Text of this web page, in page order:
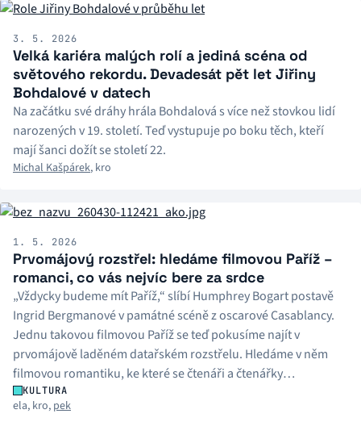
3. 5. 2026
Velká kariéra malých rolí a jediná scéna od
světového rekordu. Devadesát pět let Jiřiny
Bohdalové v datech
Na začátku své dráhy hrála Bohdalová s více než stovkou lidí
narozených v 19. století. Teď vystupuje po boku těch, kteří
mají šanci dožít se století 22.
Michal Kašpárek, kro
1. 5. 2026
Prvomájový rozstřel: hledáme filmovou Paříž –
romanci, co vás nejvíc bere za srdce
„Vždycky budeme mít Paříž,“ slíbí Humphrey Bogart postavě
Ingrid Bergmanové v památné scéně z oscarové Casablancy.
Jednu takovou filmovou Paříž se teď pokusíme najít v
prvomájově laděném datařském rozstřelu. Hledáme v něm
filmovou romantiku, ke které se čtenáři a čtenářky
iROZHLAS.cz vracejí nejraději. A nezáleží na tom, jestli
nakonec její hrdinové společně uhánějí na koních
KULTURA
ela, kro, pek